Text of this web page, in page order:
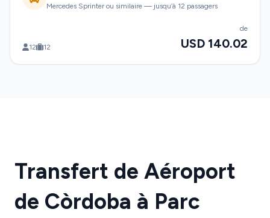
Mercedes Sprinter ou similaire — jusqu’à 12 passagers
12 12
de
USD 140.02
Transfert de Aéroport
de Còrdoba à Parc